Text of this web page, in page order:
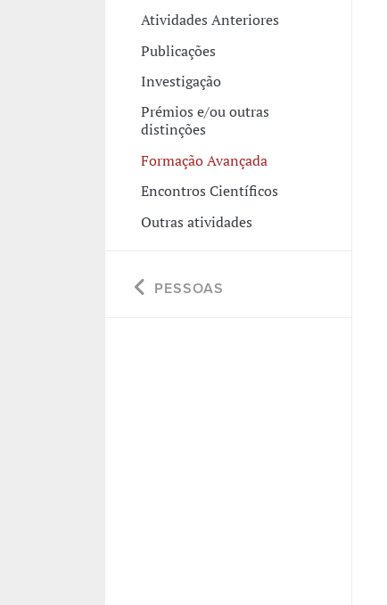
Atividades Anteriores
Publicações
Investigação
Prémios e/ou outras
distinções
Formação Avançada
Encontros Científicos
Outras atividades
PESSOAS